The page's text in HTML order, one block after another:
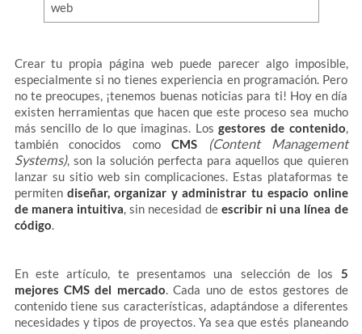
Crear tu propia página web puede parecer algo imposible,
especialmente si no tienes experiencia en programación. Pero
no te preocupes, ¡tenemos buenas noticias para ti! Hoy en día
existen herramientas que hacen que este proceso sea mucho
más sencillo de lo que imaginas. Losgestores de contenido,
también conocidos comoCMS
(Content Management
Systems), son la solución perfecta para aquellos que quieren
lanzar su sitio web sin complicaciones. Estas plataformas te
permiten diseñar, organizar y administrar tu espacio online
de manera intuitiva, sin necesidad de escribir ni una línea de
código.
En este artículo, te presentamos una selección de los 5
mejores CMS del mercado. Cada uno de estos gestores de
contenido tiene sus características, adaptándose a diferentes
necesidades y tipos de proyectos. Ya sea que estés planeando